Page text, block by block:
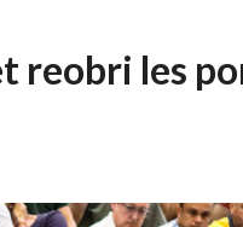
reobri les